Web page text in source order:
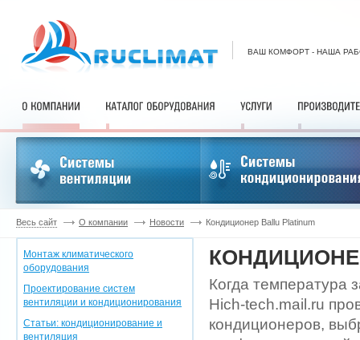
ВАШ КОМФОРТ - НАША
Весь сайт О компании Новости Кондиционер Ballu Platinum
Монтаж климатического
оборудования
Проектирование систем
вентиляции и кондиционирования
Статьи: кондиционирование и
вентиляция
Когда температура
Hich-tech.mail.ru
кондиционеров,